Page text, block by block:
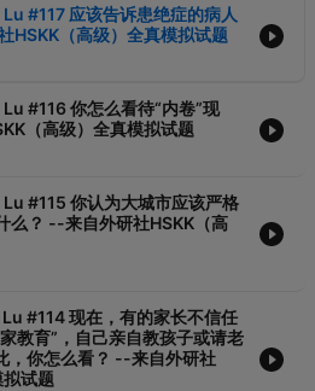
#117 应该告诉患绝症的病人
HSKK（高级）全真模拟试题
#116 你怎么看待“内卷”现
（高级）全真模拟试题
#115 你认为大城市应该严格
么？ --来自外研社HSKK（高
#114 现在，有的家长不信任
教育”，自己亲自教孩子或请老
，你怎么看？ --来自外研社
试题